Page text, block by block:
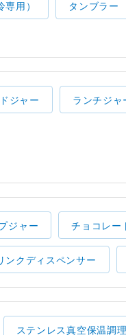
用） タンブラー
ジャー ランチジ
ジャー チョコレー
ンクディスペンサー
ステンレス真空保温調